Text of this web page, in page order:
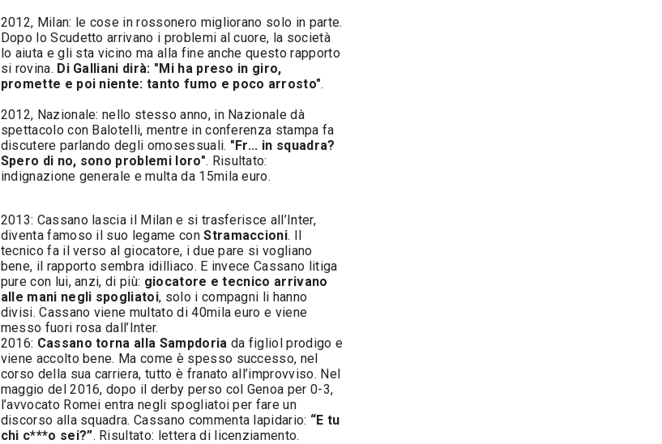
2012, Milan: le cose in rossonero migliorano solo in parte.
Dopo lo Scudetto arrivano i problemi al cuore, la società
lo aiuta e gli sta vicino ma alla fine anche questo rapporto
si rovina. Di Galliani dirà: "Mi ha preso in giro,
promette e poi niente: tanto fumo e poco arrosto".
2012, Nazionale: nello stesso anno, in Nazionale dà
spettacolo con Balotelli, mentre in conferenza stampa fa
discutere parlando degli omosessuali. "Fr... in squadra?
Spero di no, sono problemi loro". Risultato:
indignazione generale e multa da 15mila euro.
2013: Cassano lascia il Milan e si trasferisce all’Inter,
diventa famoso il suo legame conStramaccioni. Il
tecnico fa il verso al giocatore, i due pare si vogliano
bene, il rapporto sembra idilliaco. E invece Cassano litiga
pure con lui, anzi, di più: giocatore e tecnico arrivano
alle mani negli spogliatoi, solo i compagni li hanno
divisi. Cassano viene multato di 40mila euro e viene
messo fuori rosa dall’Inter.
2016: Cassano torna alla Sampdoria da figliol prodigo e
viene accolto bene. Ma come è spesso successo, nel
corso della sua carriera, tutto è franato all’improvviso. Nel
maggio del 2016, dopo il derby perso col Genoa per 0-3,
l’avvocato Romei entra negli spogliatoi per fare un
discorso alla squadra. Cassano commenta lapidario: “E tu
chi c***o sei?”. Risultato: lettera di licenziamento.